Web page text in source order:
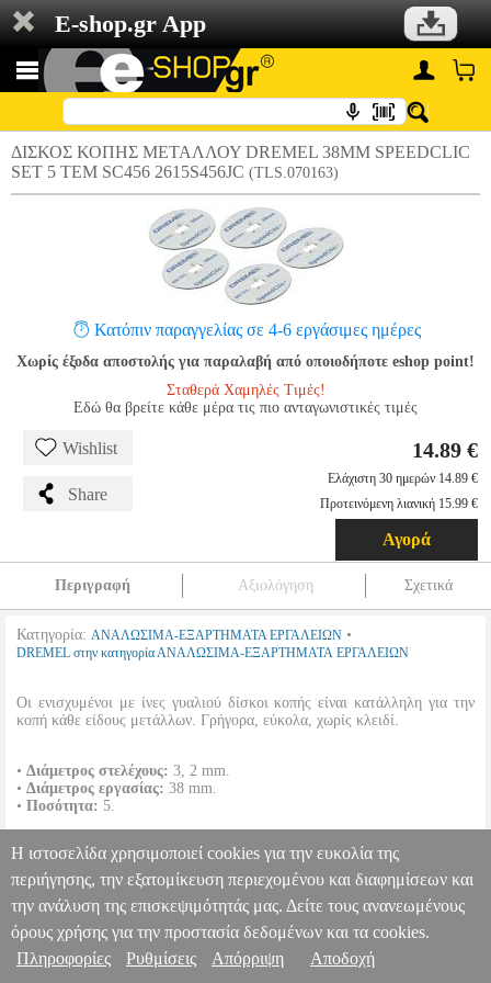
E-shop.gr App
ΔΙΣΚΟΣ ΚΟΠΗΣ ΜΕΤΑΛΛΟΥ DREMEL 38MM SPEEDCLIC
SET 5 ΤΕΜ SC456 2615S456JC (TLS.070163)
Κατόπιν παραγγελίας σε 4-6 εργάσιμες ημέρες
Χωρίς έξοδα αποστολής για παραλαβή από οποιοδήποτε eshop point!
Σταθερά Χαμηλές Τιμές!
Εδώ θα βρείτε κάθε μέρα τις πιο ανταγωνιστικές τιμές
Wishlist
Share
14.89 €
Ελάχιστη 30 ημερών 14.89 €
Προτεινόμενη λιανική 15.99 €
Αγορά
Περιγραφή Αξιολόγηση Σχετικά
Κατηγορία: ΑΝΑΛΩΣΙΜΑ-ΕΞΑΡΤΗΜΑΤΑ ΕΡΓΑΛΕΙΩΝ •
DREMEL στην κατηγορία ΑΝΑΛΩΣΙΜΑ-ΕΞΑΡΤΗΜΑΤΑ ΕΡΓΑΛΕΙΩΝ
Οι ενισχυμένοι με ίνες γυαλιού δίσκοι κοπής είναι κατάλληλη για την
κοπή κάθε είδους μετάλλων. Γρήγορα, εύκολα, χωρίς κλειδί.
• Διάμετρος στελέχους: 3, 2 mm.
• Διάμετρος εργασίας: 38 mm.
• Ποσότητα: 5.
ΔΙΣΚΟΣ ΚΟΠΗΣ ΜΕΤΑΛΛΟΥ DREMEL 38MM SPEEDCLIC
SET 5 ΤΕΜ SC456 2615S456JC TLS.070163 TLS.070163
DREMEL
ΑΝΑΛΩΣΙΜΑ-ΕΞΑΡΤΗΜΑΤΑ ΕΡΓΑΛΕΙΩΝ
Κατηγορία: ΑΝΑΛΩΣΙΜΑ-ΕΞΑΡΤΗΜΑΤΑ ΕΡΓΑΛΕΙΩΝ
•DREMEL στην κατηγορία ΑΝΑΛΩΣΙΜΑ-
ΕΞΑΡΤΗΜΑΤΑ ΕΡΓΑΛΕΙΩΝ Οι ενισχυμένοι με ίνες γυαλιού
Πληροφορίες & Υπηρεσίες >
Η ιστοσελίδα χρησιμοποιεί cookies για την ευκολία της
περιήγησης, την εξατομίκευση περιεχομένου και διαφημίσεων και
την ανάλυση της επισκεψιμότητάς μας. Δείτε τους ανανεωμένους
όρους χρήσης για την προστασία δεδομένων και τα cookies.
Πληροφορίες
Ρυθμίσεις Απόρριψη Αποδοχή